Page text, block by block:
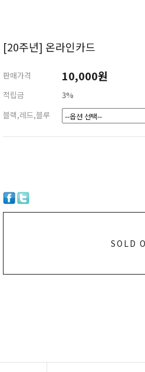
[20주년] 온라인카드
판매가격 10,000원
적립금
3%
블랙,레드,블루
SOLD